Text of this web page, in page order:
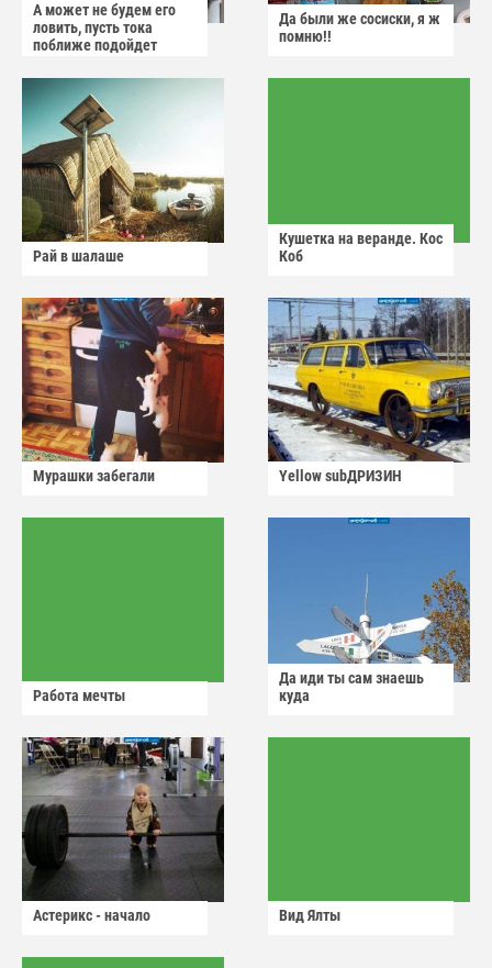
А может не будем его
ловить, пусть тока
поближе подойдет
Да были же сосиски, я ж
помню!!
Рай в шалаше
Кушетка на веранде. Кос
Коб
Мурашки забегали Yellow subДРИЗИН
Работа мечты
Да иди ты сам знаешь
куда
Астерикс - начало Вид Ялты